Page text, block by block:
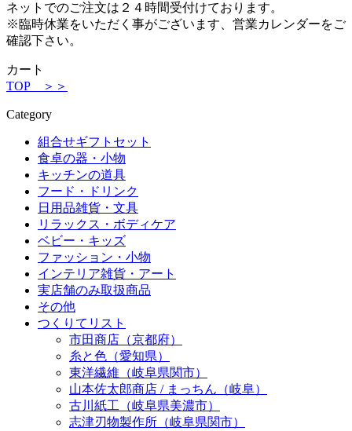
ネットでのご注文は２４時間受付けております。
※臨時休業をいただく事がございます、営業カレンダーをご
確認下さい。
カート
TOP ＞＞
Category
組合せギフトセット
食卓の器・小物
キッチンの道具
フード・ドリンク
日用品雑貨・文具
リラックス・ボディケア
ベビー・キッズ
ファッション・小物
インテリア雑貨・アート
実店舗のみ取扱商品
その他
つくりてリスト
市田商店（京都府）
糸と色（愛知県）
東洋繊維（岐阜県関市）
山本佐太郎商店 / まっちん（岐阜）
古川紙工（岐阜県美濃市）
志津刃物製作所（岐阜県関市）